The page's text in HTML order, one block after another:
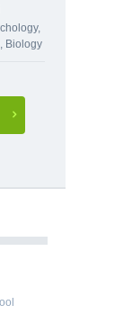
,
, Biology